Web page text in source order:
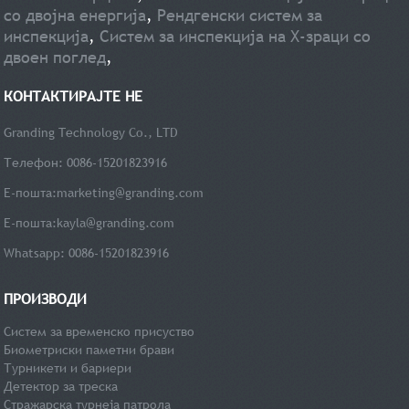
со двојна енергија, Рендгенски систем за
инспекција, Систем за инспекција на Х-зраци со
двоен поглед,
КОНТАКТИРАЈТЕ НЕ
Granding Technology Co., LTD
Телефон: 0086-15201823916
Е-пошта:marketing@granding.com
Е-пошта:kayla@granding.com
Whatsapp: 0086-15201823916
ПРОИЗВОДИ
Систем за временско присуство
Биометриски паметни брави
Турникети и бариери
Детектор за треска
Стражарска турнеја патрола